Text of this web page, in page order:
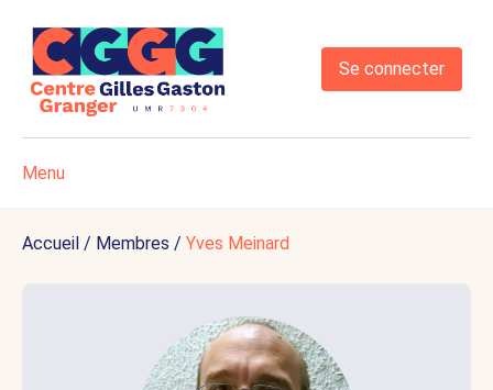
Se connecter
Menu
Accueil / Membres / Yves Meinard